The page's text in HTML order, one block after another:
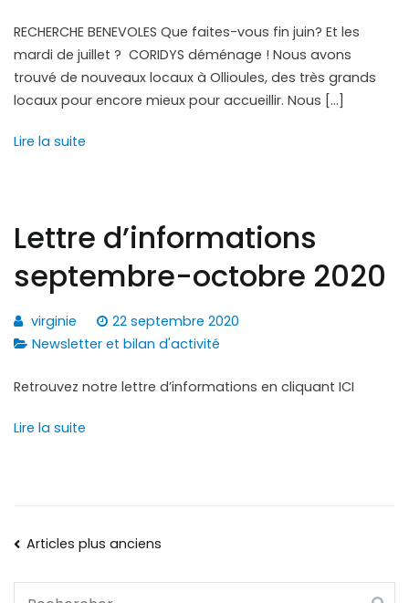
RECHERCHE BENEVOLES Que faites-vous fin juin? Et les
mardi de juillet ? CORIDYS déménage ! Nous avons
trouvé de nouveaux locaux à Ollioules, des très grands
locaux pour encore mieux pour accueillir. Nous […]
Lire la suite
Lettre d’informations
septembre-octobre 2020
virginie
22 septembre 2020
Newsletter et bilan d'activité
Retrouvez notre lettre d’informations en cliquant ICI
Lire la suite
Articles plus anciens